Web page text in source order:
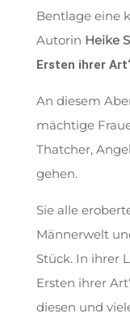
Bentlage eine
Autorin Heike
Ersten ihrer
An diesem
mächtige
Thatcher,
gehen.
Sie alle
Männerwelt
Stück. In ihrer
Ersten ihrer
diesen und